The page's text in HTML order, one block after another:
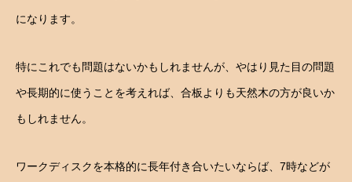
になります。
特にこれでも問題はないかもしれませんが、やはり見た目の問題
や長期的に使うことを考えれば、合板よりも天然木の方が良いか
もしれません。
ワークディスクを本格的に長年付き合いたいならば、7時などが